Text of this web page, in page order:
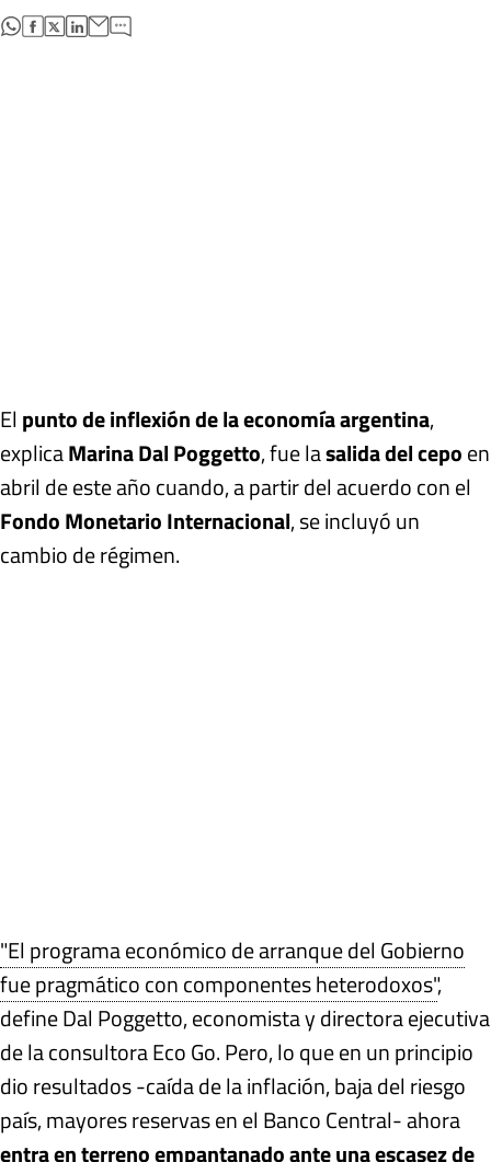
abre en nueva pestaña
abre en nueva pestaña
abre en nueva pestaña
abre en nueva pestaña
El punto de inflexión de la economía argentina,
explicaMarina Dal Poggetto, fue lasalida del cepoen
abril de este año cuando, a partir del acuerdo con el
Fondo Monetario Internacional, se incluyó un
cambio de régimen.
"El programa económico de arranque del Gobierno
fue pragmático con componentes heterodoxos",
define Dal Poggetto, economista y directora ejecutiva
de la consultora Eco Go. Pero, lo que en un principio
dio resultados -caída de la inflación, baja del riesgo
país, mayores reservas en el Banco Central- ahora
entra en terreno empantanado ante una escasez de